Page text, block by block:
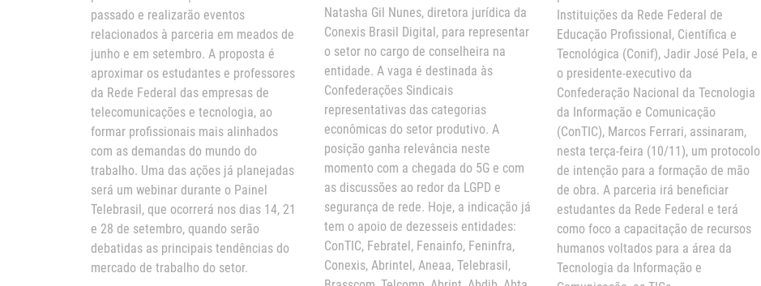
passado e realizarão eventos
relacionados à parceria em meados de
junho e em setembro. A proposta é
aproximar os estudantes e professores
da Rede Federal das empresas de
telecomunicações e tecnologia, ao
formar profissionais mais alinhados
com as demandas do mundo do
trabalho. Uma das ações já planejadas
será um webinar durante o Painel
Telebrasil, que ocorrerá nos dias 14, 21
e 28 de setembro, quando serão
debatidas as principais tendências do
mercado de trabalho do setor.
Natasha Gil Nunes, diretora jurídica da
Conexis Brasil Digital, para representar
o setor no cargo de conselheira na
entidade. A vaga é destinada às
Confederações Sindicais
representativas das categorias
econômicas do setor produtivo. A
posição ganha relevância neste
momento com a chegada do 5G e com
as discussões ao redor da LGPD e
segurança de rede. Hoje, a indicação já
tem o apoio de dezesseis entidades:
ConTIC, Febratel, Fenainfo, Feninfra,
Conexis, Abrintel, Aneaa, Telebrasil,
Instituições da Rede Federal de
Educação Profissional, Científica e
Tecnológica (Conif), Jadir José Pela, e
o presidente-executivo da
Confederação Nacional da Tecnologia
da Informação e Comunicação
(ConTIC), Marcos Ferrari, assinaram,
nesta terça-feira (10/11), um protocolo
de intenção para a formação de mão
de obra. A parceria irá beneficiar
estudantes da Rede Federal e terá
como foco a capacitação de recursos
humanos voltados para a área da
Tecnologia da Informação e